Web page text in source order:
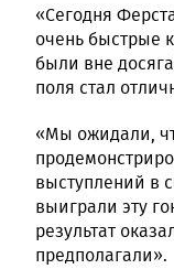
«Сегодня
очень быстрые
были вне
поля стал
«Мы ожидали,
выступлений в
выиграли эту
результат
предполагали».